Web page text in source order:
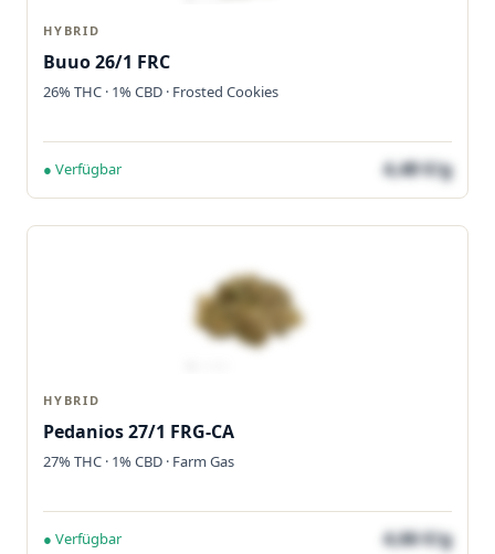
HYBRID
Buuo 26/1 FRC
26% THC · 1% CBD · Frosted Cookies
● Verfügbar 4,48 €/g
HYBRID
Pedanios 27/1 FRG-CA
27% THC · 1% CBD · Farm Gas
● Verfügbar 4,66 €/g